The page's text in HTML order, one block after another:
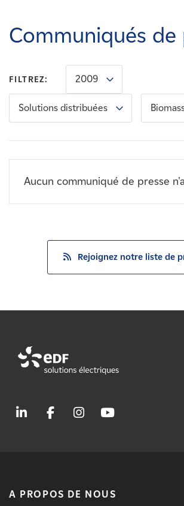
Carrières
Nouvelles
Contactez-nous
Communiqués de
FILTREZ: 2009
Solutions distribuées
Aucun communiqué de presse
Rejoignez notre liste de
A PROPOS DE NOUS